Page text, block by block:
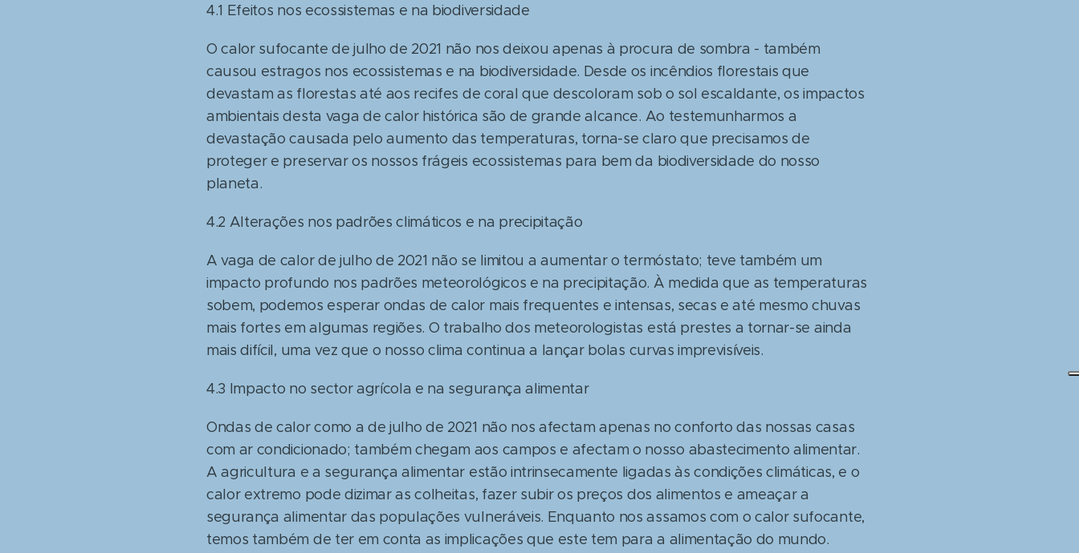
4.1 Efeitos nos ecossistemas e na biodiversidade
O calor sufocante de julho de 2021 não nos deixou apenas à procura de sombra - também
causou estragos nos ecossistemas e na biodiversidade. Desde os incêndios florestais que
devastam as florestas até aos recifes de coral que descoloram sob o sol escaldante, os impactos
ambientais desta vaga de calor histórica são de grande alcance. Ao testemunharmos a
devastação causada pelo aumento das temperaturas, torna-se claro que precisamos de
proteger e preservar os nossos frágeis ecossistemas para bem da biodiversidade do nosso
planeta.
4.2 Alterações nos padrões climáticos e na precipitação
A vaga de calor de julho de 2021 não se limitou a aumentar o termóstato; teve também um
impacto profundo nos padrões meteorológicos e na precipitação. À medida que as temperaturas
sobem, podemos esperar ondas de calor mais frequentes e intensas, secas e até mesmo chuvas
mais fortes em algumas regiões. O trabalho dos meteorologistas está prestes a tornar-se ainda
mais difícil, uma vez que o nosso clima continua a lançar bolas curvas imprevisíveis.
4.3 Impacto no sector agrícola e na segurança alimentar
Ondas de calor como a de julho de 2021 não nos afectam apenas no conforto das nossas casas
com ar condicionado; também chegam aos campos e afectam o nosso abastecimento alimentar.
A agricultura e a segurança alimentar estão intrinsecamente ligadas às condições climáticas, e o
calor extremo pode dizimar as colheitas, fazer subir os preços dos alimentos e ameaçar a
segurança alimentar das populações vulneráveis. Enquanto nos assamos com o calor sufocante,
temos também de ter em conta as implicações que este tem para a alimentação do mundo.